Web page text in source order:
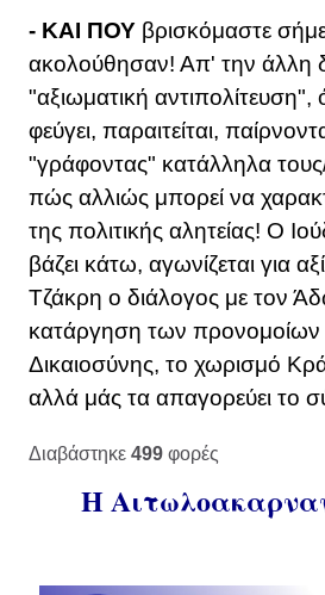
- ΚΑΙ ΠΟΥ βρισκόμαστε
ακολούθησαν! Απ' την άλλη
"αξιωματική
φεύγει, παραιτείται,
"γράφοντας" κατάλληλα
πώς αλλιώς μπορεί να
της πολιτικής αλητείας! Ο
βάζει κάτω, αγωνίζεται για
Τζάκρη ο διάλογος με τον
κατάργηση των προνομοίων
Δικαιοσύνης, το χωρισμό
αλλά μάς τα απαγορεύει το
Διαβάστηκε 499 φορές
Η